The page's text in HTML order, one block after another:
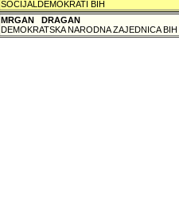
SOCIJALDEMOKRATI BIH
MRGAN DRAGAN
DEMOKRATSKA NARODNA ZAJEDNICA BIH